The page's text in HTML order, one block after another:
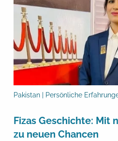
Pakistan | Persönliche
Fizas Geschichte: Mit
zu neuen Chancen